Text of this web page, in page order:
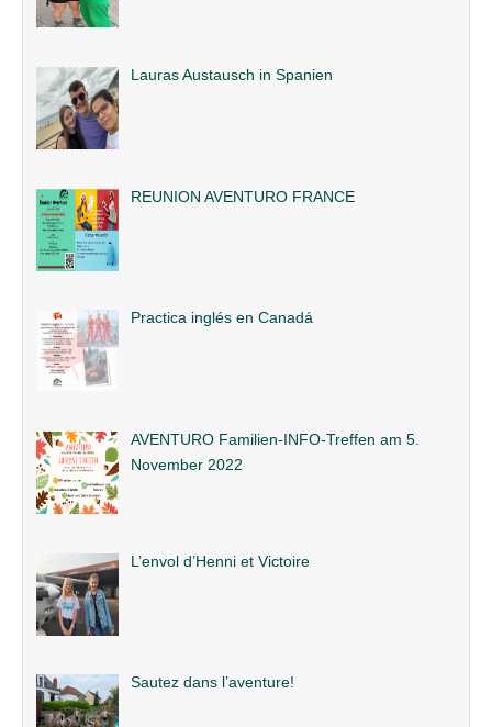
Lauras Austausch in Spanien
REUNION AVENTURO FRANCE
Practica inglés en Canadá
AVENTURO Familien-INFO-Treffen am 5.
November 2022
L’envol d’Henni et Victoire
Sautez dans l’aventure!